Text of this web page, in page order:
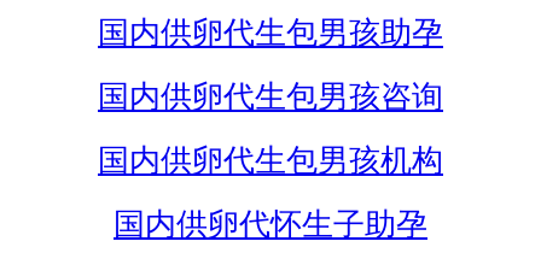
国内供卵代生包男孩助孕
国内供卵代生包男孩咨询
国内供卵代生包男孩机构
国内供卵代怀生子助孕